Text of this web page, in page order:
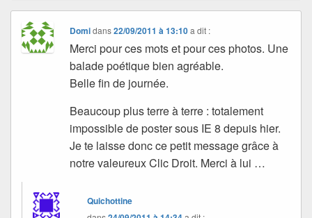
Domidans22/09/2011 à 13:10 a dit :
Merci pour ces mots et pour ces photos. Une
balade poétique bien agréable.
Belle fin de journée.
Beaucoup plus terre à terre : totalement
impossible de poster sous IE 8 depuis hier.
Je te laisse donc ce petit message grâce à
notre valeureux Clic Droit. Merci à lui …
Quichottine